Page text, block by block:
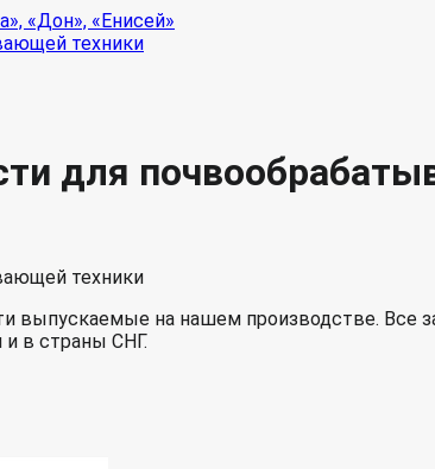
«Дон», «Енисей»
техники
для
техники
выпускаемые на нашем производстве. Все
и в страны СНГ.